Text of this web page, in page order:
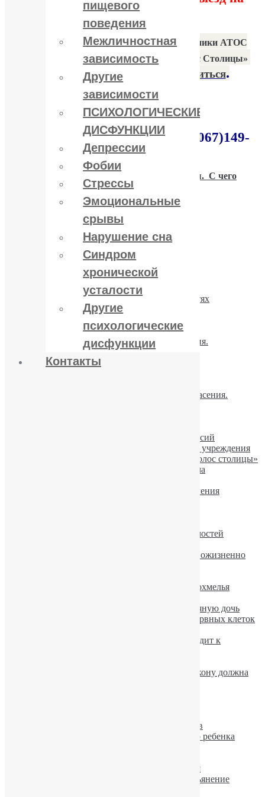
См. ВИДЕО — руководитель Клиники АТОС
профессор Ю.В.Пакин на радио «Голос Столицы»
Если пациент не желает лечиться.
(044) 430-7759, (050)380-7734, (067)149-
7799; (093)170-3459
Если алкоголик не хочет лечиться. С чего
Алкоголизм (лечение)
Читайте также:
Алкоголь и сила воли
Запойный кризис. Шаги решения.
Профилактика рецидивов при зависимостях
Детоксикация в лечении алкоголизма.
Если говорят, что «Ничего не помогает»
Депрессия и алкоголь. Связи и последствия.
Как прервать запой
Когда и как осуществлять вывод из запоя
Если пациент не хочет лечиться. Шаги спасения.
«Звездный путь» из зависимости и депрессий
Реабилитационные центры – не лечебные учреждения
Юрий Пакин про алкоголизм на радио «Голос столицы»
Бен Аффлек проходит лечение алкоголизма
Китайцы показывают путь успешного лечения
Аэробика и питание при лечении зависимостей
В Техасе пьяный автомобилист осужден пожизненно
Физкультура не помогает избавиться от похмелья
Мать с проблемой алкоголизма родила пьяную дочь
Алкоголь тормозит образование новых нервных клеток
Чрезмерное употребление алкоголя приводит к
Проверка водителя на алкоголь: как по закону должна
Лечение алкоголизма: надежность методов
Алкогольное отравление новорожденного ребенка
Выведение из запоя, устранение похмелья
Кофе способен усиливать алкогольное опьянение
пищевого
поведения
Межличностная
зависимость
Другие
зависимости
ПСИХОЛОГИЧЕСКИЕ
ДИСФУНКЦИИ
Депрессии
Фобии
Стрессы
Эмоциональные
срывы
Нарушение сна
Синдром
хронической
усталости
Другие
психологические
дисфункции
Контакты